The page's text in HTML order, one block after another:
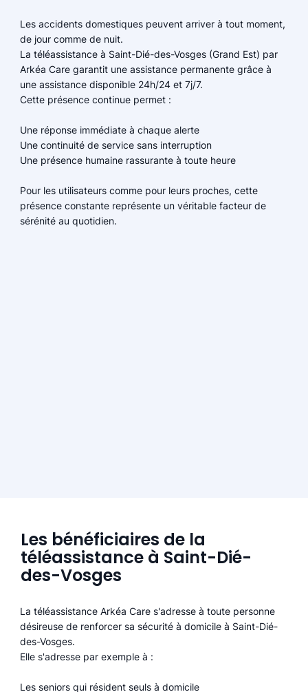
Les accidents domestiques peuvent arriver à tout moment,
de jour comme de nuit.
La téléassistance à Saint-Dié-des-Vosges (Grand Est) par
Arkéa Care garantit une assistance permanente grâce à
une assistance disponible 24h/24 et 7j/7.
Cette présence continue permet :
Une réponse immédiate à chaque alerte
Une continuité de service sans interruption
Une présence humaine rassurante à toute heure
Pour les utilisateurs comme pour leurs proches, cette
présence constante représente un véritable facteur de
sérénité au quotidien.
Les bénéficiaires de la
téléassistance à Saint-Dié-
des-Vosges
La téléassistance Arkéa Care s'adresse à toute personne
désireuse de renforcer sa sécurité à domicile à Saint-Dié-
des-Vosges.
Elle s'adresse par exemple à :
Les seniors qui résident seuls à domicile